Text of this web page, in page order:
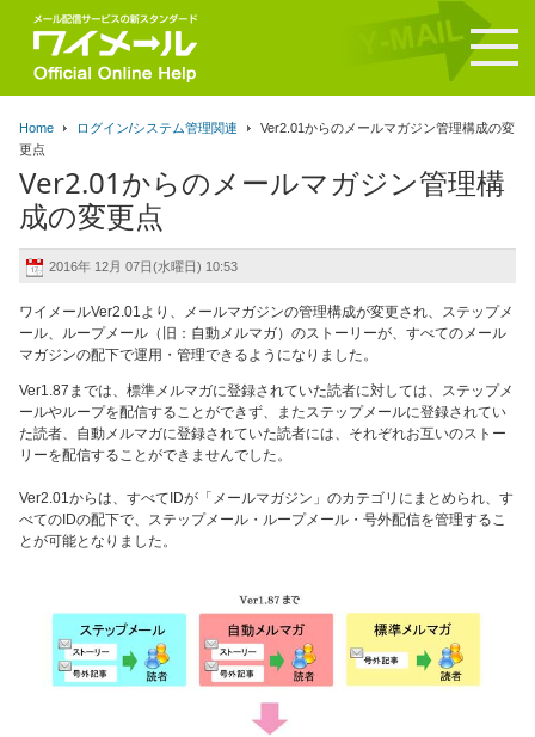
Home ログイン/システム管理関連
Ver2.01からのメールマガジン管理構成の変
更点
Ver2.01からのメールマガジン管理構
成の変更点
2016年 12月 07日(水曜日) 10:53
ワイメールVer2.01より、メールマガジンの管理構成が変更され、ステップメ
ール、ループメール（旧：自動メルマガ）のストーリーが、すべてのメール
マガジンの配下で運用・管理できるようになりました。
Ver1.87までは、標準メルマガに登録されていた読者に対しては、ステップメ
ールやループを配信することができず、またステップメールに登録されてい
た読者、自動メルマガに登録されていた読者には、それぞれお互いのストー
リーを配信することができませんでした。
Ver2.01からは、すべてIDが「メールマガジン」のカテゴリにまとめられ、す
べてのIDの配下で、ステップメール・ループメール・号外配信を管理するこ
とが可能となりました。